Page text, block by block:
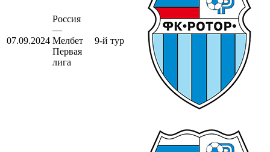
07.09.2024
Россия
—
Мелбет
Первая
лига
9-й тур